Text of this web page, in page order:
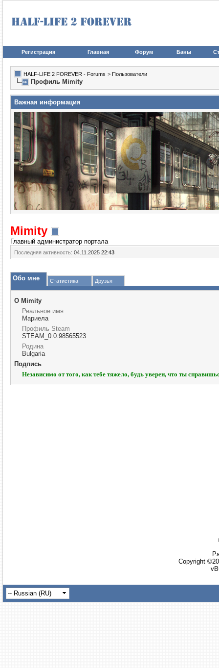
Регистрация Главная Форум Баны
HALF-LIFE 2 FOREVER - Forums > Пользователи
Профиль Mimity
Важная информация
Mimity
Главный администратор портала
Последняя активность: 04.11.2025 22:43
Обо мне Статистика Друзья
О Mimity
Реальное имя
Мариела
Профиль Steam
STEAM_0:0:98565523
Родина
Bulgaria
Подпись
Независимо от того, как тебе тяжело, будь уверен, что ты
Copyright